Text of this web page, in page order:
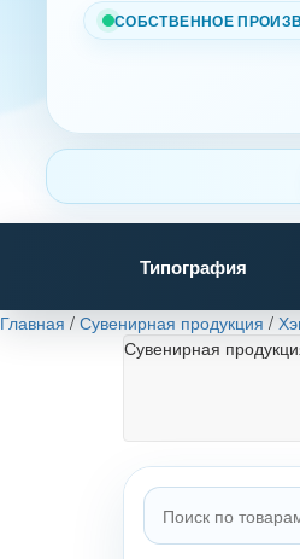
СОБСТВЕННОЕ
Типография
Главная / Сувенирная продукция /
Сувенирная
Искать: